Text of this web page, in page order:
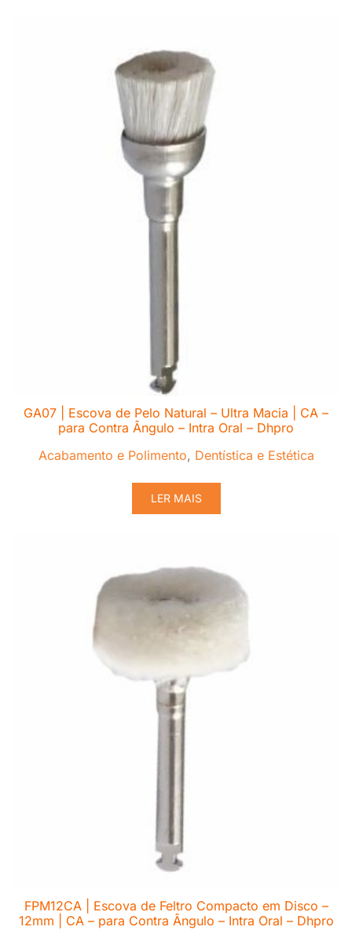
GA07 | Escova de Pelo Natural – Ultra Macia | CA –
para Contra Ângulo – Intra Oral – Dhpro
Acabamento e Polimento, Dentística e Estética
LER MAIS
FPM12CA | Escova de Feltro Compacto em Disco –
12mm | CA – para Contra Ângulo – Intra Oral – Dhpro